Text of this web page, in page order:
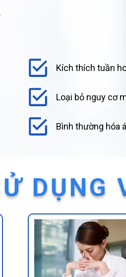
Kích thích tuần
Loại bỏ nguy cơ
Bình thường hóa
DỤNG